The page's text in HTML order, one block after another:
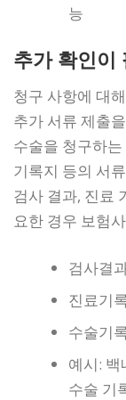
능
추가 확인이
청구 사항에 대
추가 서류 제출
수술을 청구하
기록지 등의 서
검사 결과, 진료
요한 경우 보험
검사결
진료기
수술기
예시:
수술 기